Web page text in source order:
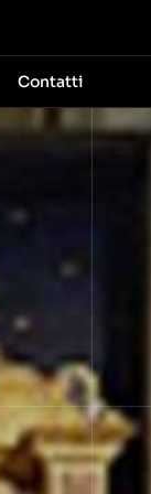
Contatti